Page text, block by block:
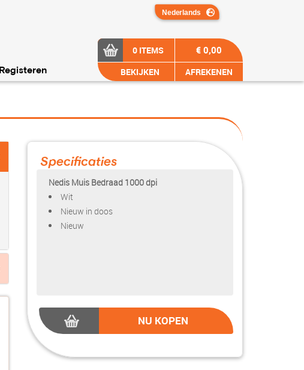
Registeren
0 ITEMS
BEKIJKEN
€ 0,00
AFREKENEN
Specificaties
Nedis Muis Bedraad 1000 dpi
Wit
Nieuw in doos
Nieuw
NU KOPEN